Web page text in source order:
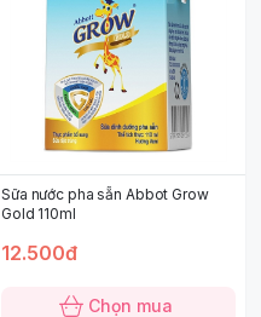
Sữa nước pha sẵn Abbot Grow
Gold 110ml
12.500đ
Chọn mua